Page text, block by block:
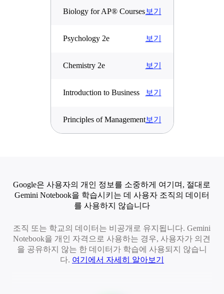
Biology for AP® Courses 보기
Psychology 2e 보기
Chemistry 2e 보기
Introduction to Business 보기
Principles of Management보기
Google은 사용자의 개인 정보를 소중하게 여기며, 절대로
Gemini Notebook을 학습시키는 데 사용자 조직의 데이터
를 사용하지 않습니다
조직 또는 학교의 데이터는 비공개로 유지됩니다. Gemini
Notebook을 개인 자격으로 사용하는 경우, 사용자가 의견
을 공유하지 않는 한 데이터가 학습에 사용되지 않습니
다. 여기에서 자세히 알아보기